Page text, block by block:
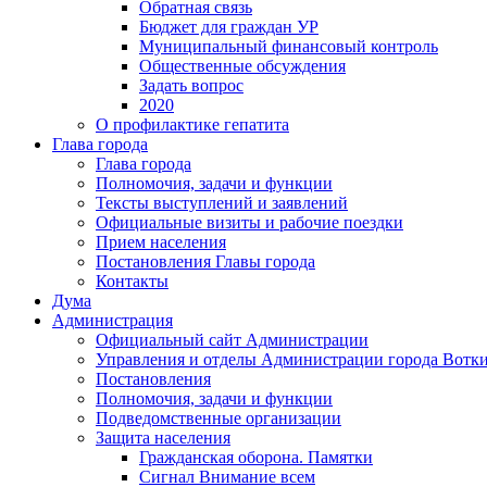
Обратная связь
Бюджет для граждан УР
Муниципальный финансовый контроль
Общественные обсуждения
Задать вопрос
2020
О профилактике гепатита
Глава города
Глава города
Полномочия, задачи и функции
Тексты выступлений и заявлений
Официальные визиты и рабочие поездки
Прием населения
Постановления Главы города
Контакты
Дума
Администрация
Официальный сайт Администрации
Управления и отделы Администрации города
Постановления
Полномочия, задачи и функции
Подведомственные организации
Защита населения
Гражданская оборона. Памятки
Сигнал Внимание всем